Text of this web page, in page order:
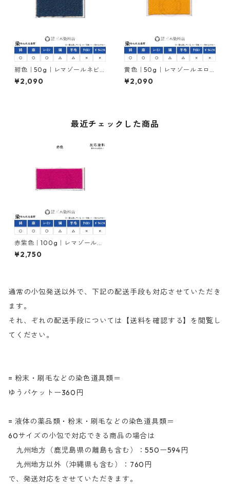
紺色｜50g｜レマゾールネビ
ーブルーRUN｜反応染料
¥2,090
黄色｜50g｜レマゾールエロ
ーRUNニュー｜反応染料
¥2,090
最近チェックした商品
赤紫色｜100g｜レマゾールレ
ットRUN150％｜反応染料
¥2,750
通常の小包発送以外で、下記の配送手段も対応させていただき
ます。
それ、ぞれの配送手段については【送料を確認する】を閲覧し
てください。
= 粉末・刷毛などの染色道具類＝
ゆうパケットー360円
= 液体の薬品類・粉末・刷毛などの染色道具類＝
60サイズの小包で対応できる商品の場合は
九州地方（鹿児島県の離島も含む）：550ー594円
九州地方以外（沖縄県も含む）：760円
で、発送対応をさせていただきます。